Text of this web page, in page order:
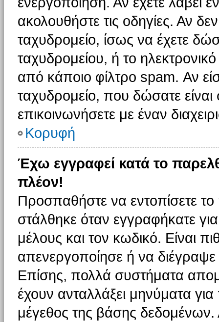
ακολουθήστε τις οδηγίες. Αν
ταχυδρομείο, ίσως να έχετε
ταχυδρομείου, ή το
από κάποιο φίλτρο spam. Αν
ταχυδρομείο, που δώσατε
επικοινωνήσετε με έναν
Κορυφή
Έχω εγγραφεί κατά το
πλέον!
Προσπαθήστε να εντοπίσετε
στάλθηκε όταν εγγραφήκατε
μέλους και τον κωδικό. Είναι
απενεργοποίησε ή να
Επίσης, πολλά συστήματα
έχουν ανταλλάξει μηνύματα
μέγεθος της βάσης